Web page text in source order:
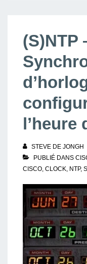
(S)NTP
l’heure
STEVE DE JONGH
PUBLIÉ DANS
CISCO, CLOCK, NTP,